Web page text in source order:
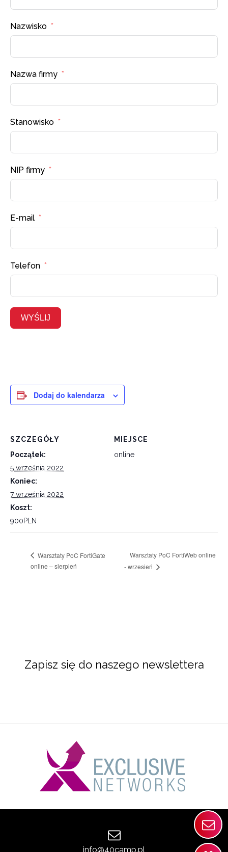
Nazwisko
Nazwa firmy
Stanowisko
NIP firmy
E-mail
Telefon
WYŚLIJ
Dodaj do kalendarza
SZCZEGÓŁY
Początek:
5 września 2022
Koniec:
7 września 2022
Koszt:
900PLN
MIEJSCE
online
Warsztaty PoC FortiGate
online – sierpień
Warsztaty PoC FortiWeb online
- wrzesień
Zapisz się do naszego newslettera
info@40camp.pl